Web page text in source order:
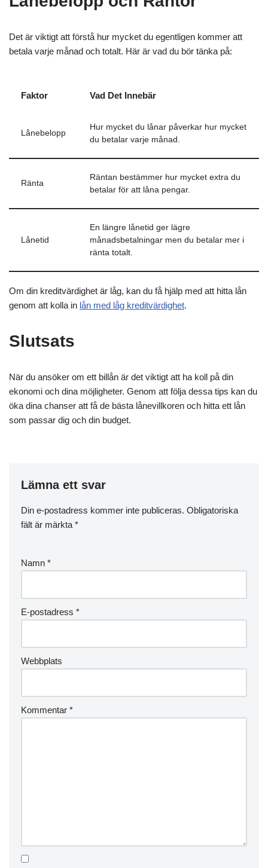
Det är viktigt att förstå hur mycket du egentligen kommer att
betala varje månad och totalt. Här är vad du bör tänka på:
Faktor Vad Det Innebär
Lånebelopp
Hur mycket du lånar påverkar hur mycket
du betalar varje månad.
Ränta
Räntan bestämmer hur mycket extra du
betalar för att låna pengar.
Lånetid
En längre lånetid ger lägre
månadsbetalningar men du betalar mer i
ränta totalt.
Om din kreditvärdighet är låg, kan du få hjälp med att hitta lån
genom att kolla in lån med låg kreditvärdighet.
Slutsats
När du ansöker om ett billån är det viktigt att ha koll på din
ekonomi och dina möjligheter. Genom att följa dessa tips kan du
öka dina chanser att få de bästa lånevillkoren och hitta ett lån
som passar dig och din budget.
Lämna ett svar
Din e-postadress kommer inte publiceras. Obligatoriska
fält är märkta *
Namn *
E-postadress *
Webbplats
Kommentar *